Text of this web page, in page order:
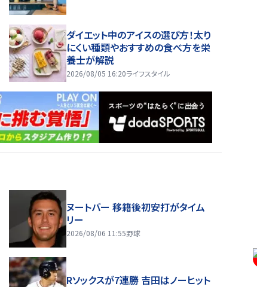
ダイエット中のアイスの選び方！太り
にくい種類やおすすめの食べ方を栄
養士が解説
2026/08/05 16:20ライフスタイル
ヌートバー 移籍後初安打がタイム
リー
2026/08/06 11:55野球
Rソックスが7連勝 吉田はノーヒット